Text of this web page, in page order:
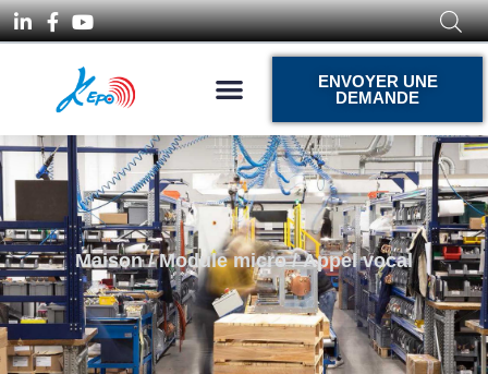
ENVOYER UNE
DEMANDE
Maison/Module micro/ Appel vocal